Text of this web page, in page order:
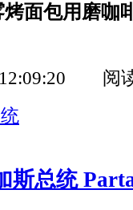
面包用磨咖
12:09:20 阅
斯总统